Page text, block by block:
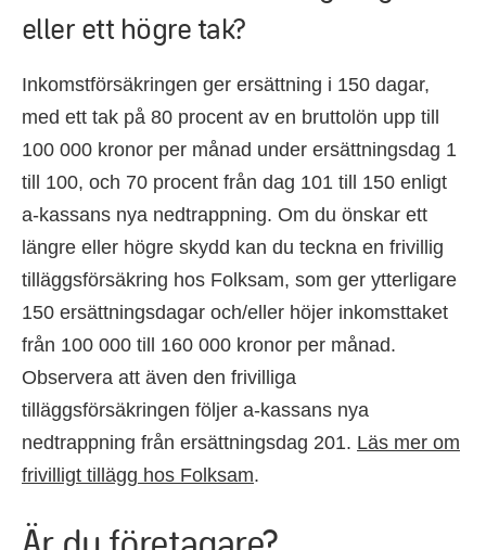
eller ett högre tak?
Inkomstförsäkringen ger ersättning i 150 dagar,
med ett tak på 80 procent av en bruttolön upp till
100 000 kronor per månad under ersättningsdag 1
till 100, och 70 procent från dag 101 till 150 enligt
a-kassans nya nedtrappning. Om du önskar ett
längre eller högre skydd kan du teckna en frivillig
tilläggsförsäkring hos Folksam, som ger ytterligare
150 ersättningsdagar och/eller höjer inkomsttaket
från 100 000 till 160 000 kronor per månad.
Observera att även den frivilliga
tilläggsförsäkringen följer a-kassans nya
nedtrappning från ersättningsdag 201. Läs mer om
frivilligt tillägg hos Folksam.